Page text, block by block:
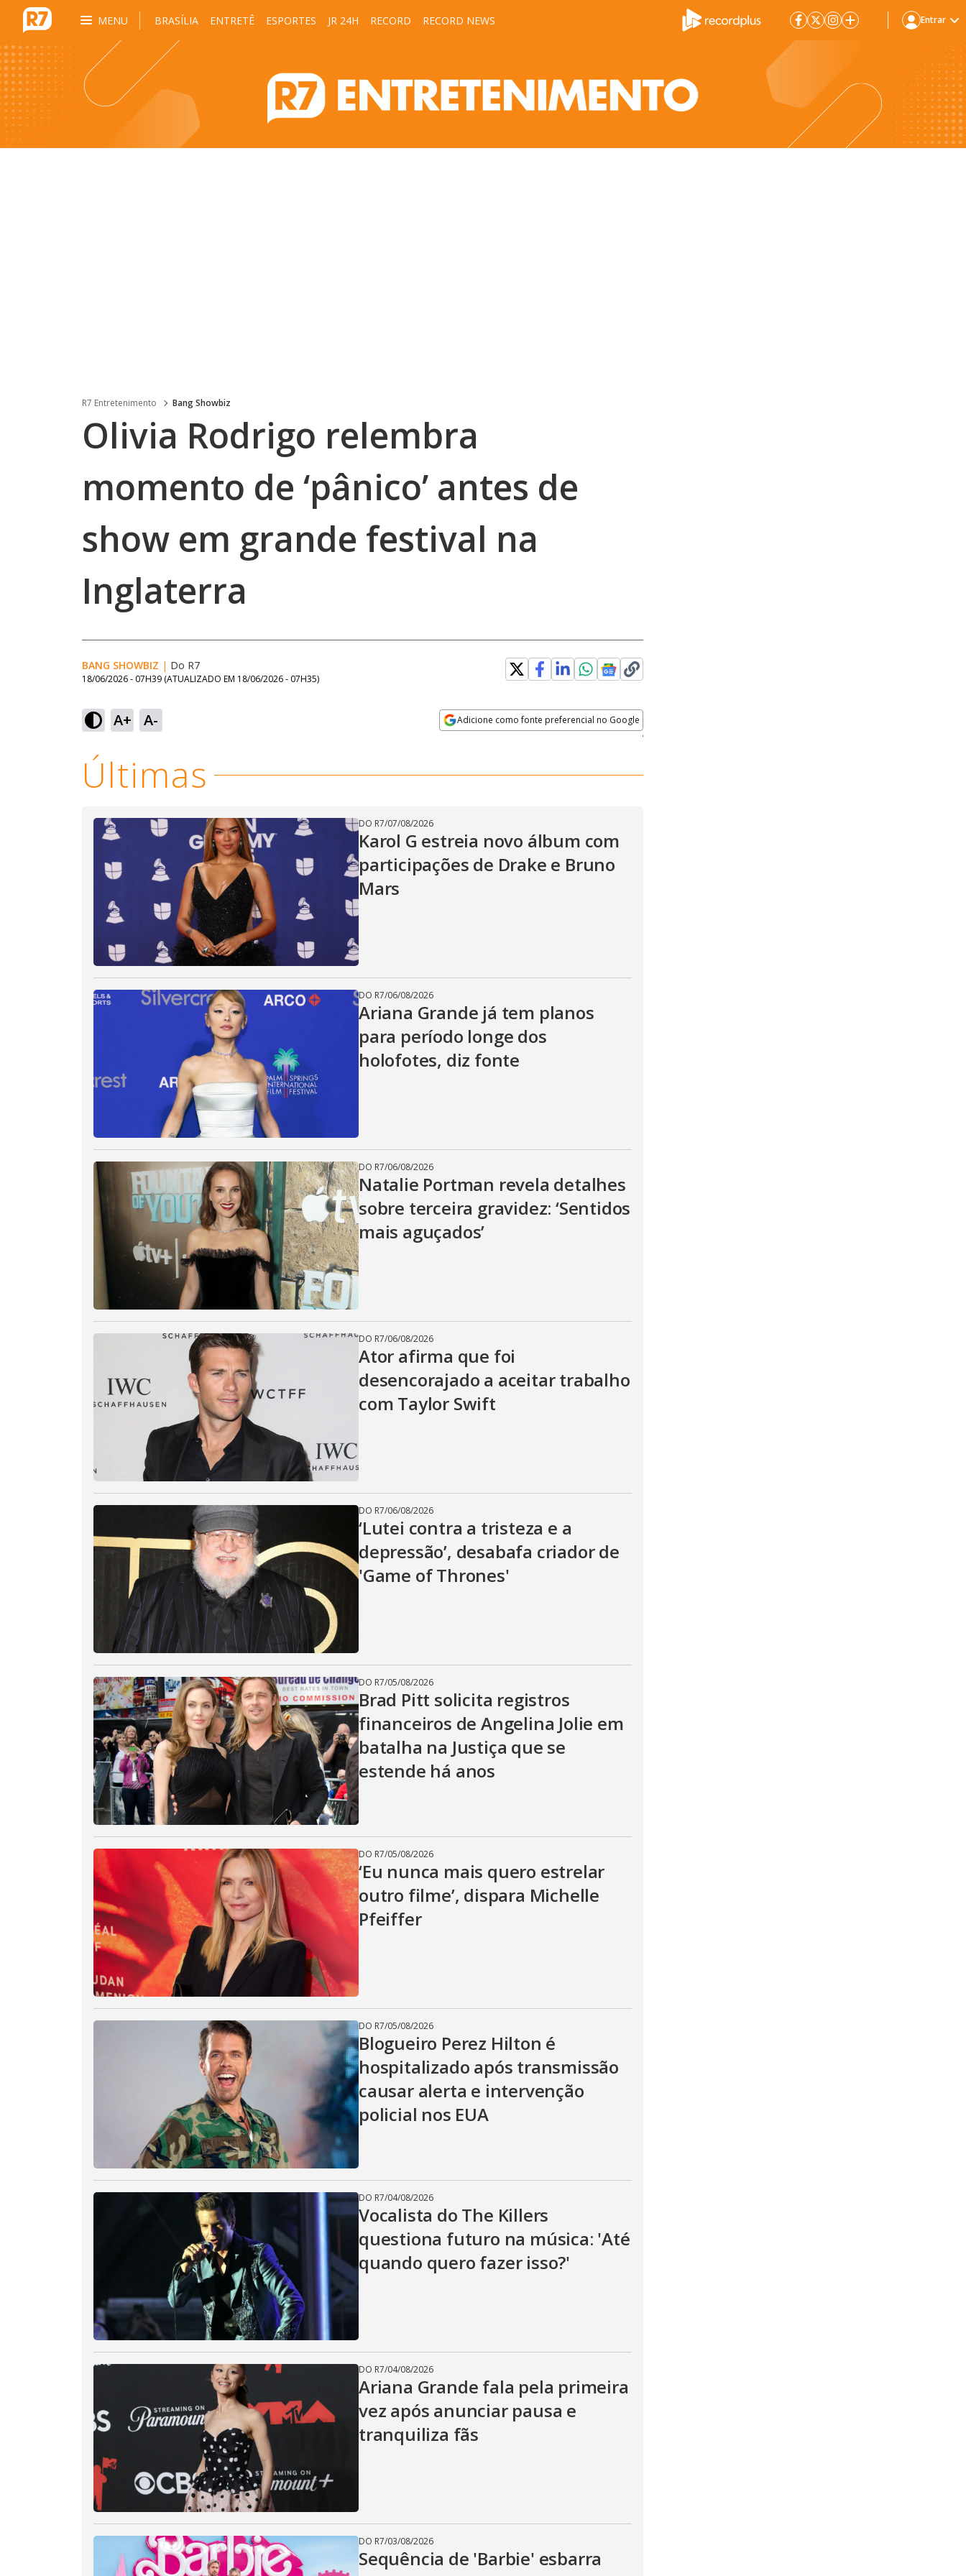
MENU BRASÍLIA ENTRETÊ ESPORTES JR 24H RECORD RECORD NEWS Entrar
R7 Entretenimento Bang Showbiz
Olivia Rodrigo relembra
momento de ‘pânico’ antes de
show em grande festival na
Inglaterra
BANG SHOWBIZ | Do R7
18/06/2026 - 07H39 (ATUALIZADO EM 18/06/2026 - 07H35)
A+ A- Adicione como fonte preferencial no Google
Ativar
Som
Velocidade
Últimas
DO R7/07/08/2026
Karol G estreia novo álbum com
participações de Drake e Bruno
Mars
DO R7/06/08/2026
Ariana Grande já tem planos
para período longe dos
holofotes, diz fonte
DO R7/06/08/2026
Natalie Portman revela detalhes
sobre terceira gravidez: ‘Sentidos
mais aguçados’
DO R7/06/08/2026
Ator afirma que foi
desencorajado a aceitar trabalho
com Taylor Swift
DO R7/06/08/2026
‘Lutei contra a tristeza e a
depressão’, desabafa criador de
'Game of Thrones'
DO R7/05/08/2026
Brad Pitt solicita registros
financeiros de Angelina Jolie em
batalha na Justiça que se
estende há anos
DO R7/05/08/2026
‘Eu nunca mais quero estrelar
outro filme’, dispara Michelle
Pfeiffer
DO R7/05/08/2026
Blogueiro Perez Hilton é
hospitalizado após transmissão
causar alerta e intervenção
policial nos EUA
DO R7/04/08/2026
Vocalista do The Killers
questiona futuro na música: 'Até
quando quero fazer isso?'
DO R7/04/08/2026
Ariana Grande fala pela primeira
vez após anunciar pausa e
tranquiliza fãs
DO R7/03/08/2026
Sequência de 'Barbie' esbarra